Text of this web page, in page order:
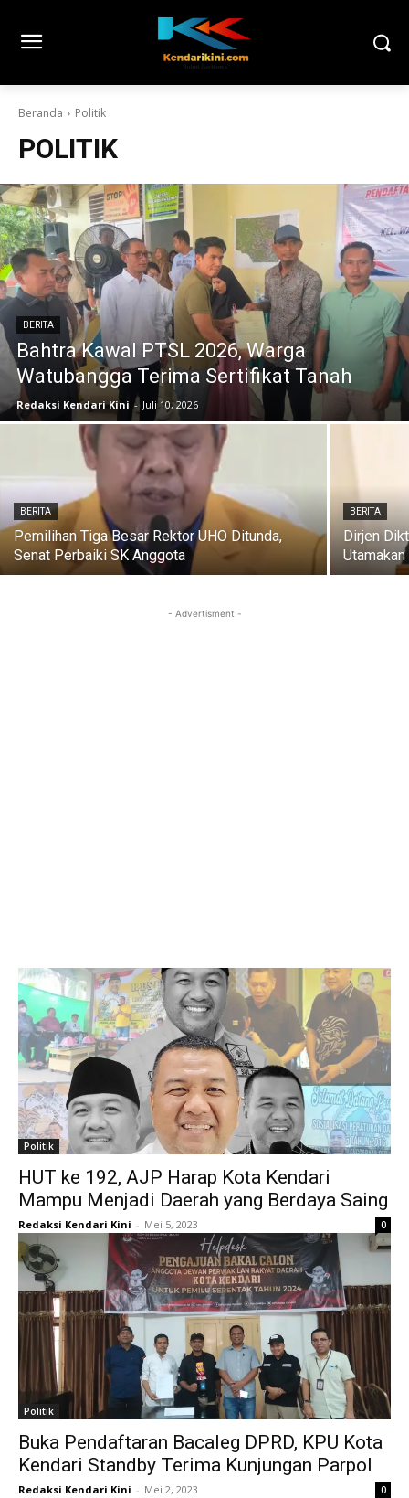
Beranda Politik
POLITIK
BERITA
Bahtra Kawal PTSL 2026, Warga
Watubangga Terima Sertifikat Tanah
Redaksi Kendari Kini - Juli 10, 2026
BERITA
Pemilihan Tiga Besar Rektor UHO Ditunda,
Senat Perbaiki SK Anggota
BERITA
Dirjen
- Advertisment -
Politik
HUT ke 192, AJP Harap Kota Kendari
Mampu Menjadi Daerah yang Berdaya Saing
Redaksi Kendari Kini - Mei 5, 2023 0
Politik
Buka Pendaftaran Bacaleg DPRD, KPU Kota
Kendari Standby Terima Kunjungan Parpol
Redaksi Kendari Kini - Mei 2, 2023 0